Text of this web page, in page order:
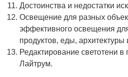
Достоинства и недостатки
Освещение для разных
эффективного освещения
продуктов, еды, архитектуры
Редактирование светотени
Лайтрум.